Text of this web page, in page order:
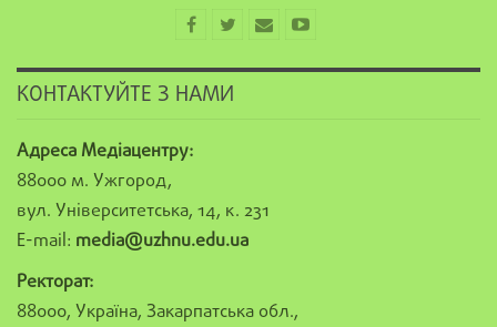
КОНТАКТУЙТЕ З НАМИ
Адреса Медіацентру:
88000 м. Ужгород,
вул. Університетська, 14, к. 231
E-mail: media@uzhnu.edu.ua
Ректорат:
88000, Україна, Закарпатська обл.,